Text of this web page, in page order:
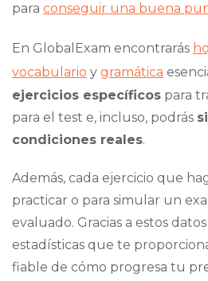
para conseguir una buena
En GlobalExam encontrarás
vocabulario y gramática
ejercicios específicos para
para el test e, incluso, podrás
condiciones reales.
Además, cada ejercicio que
practicar o para simular un
evaluado. Gracias a estos
estadísticas que te
fiable de cómo progresa tu